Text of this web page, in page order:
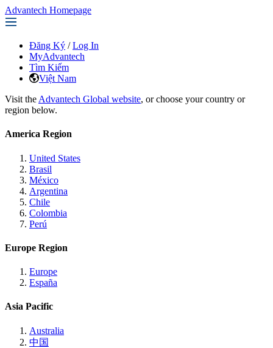
Advantech Homepage
Đăng Ký / Log In
MyAdvantech
Tìm Kiếm
Việt Nam
Visit the Advantech Global website, or choose your country or
region below.
America Region
United States
Brasil
México
Argentina
Chile
Colombia
Perú
Europe Region
Europe
España
Asia Pacific
Australia
中国